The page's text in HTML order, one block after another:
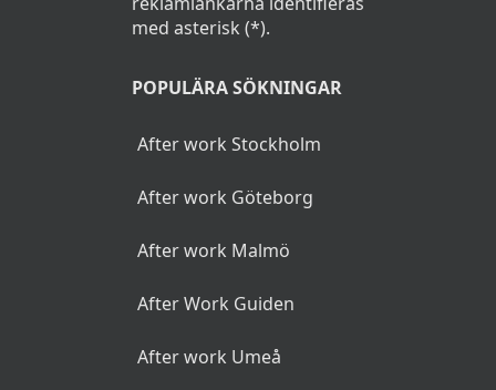
med asterisk (*).
POPULÄRA SÖKNINGAR
After work Stockholm
After work Göteborg
After work Malmö
After Work Guiden
After work Umeå